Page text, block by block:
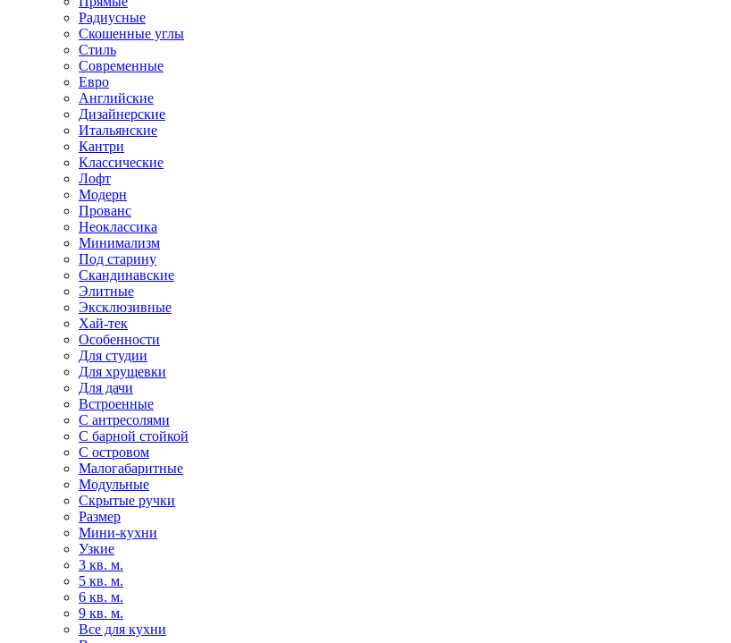
Радиусные
Скошенные углы
Стиль
Современные
Евро
Английские
Дизайнерские
Итальянские
Кантри
Классические
Лофт
Модерн
Прованс
Неоклассика
Минимализм
Под старину
Скандинавские
Элитные
Эксклюзивные
Хай-тек
Особенности
Для студии
Для хрущевки
Для дачи
Встроенные
С антресолями
С барной стойкой
С островом
Малогабаритные
Модульные
Скрытые ручки
Размер
Мини-кухни
Узкие
3 кв. м.
5 кв. м.
6 кв. м.
9 кв. м.
Все для кухни